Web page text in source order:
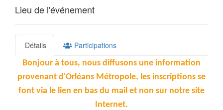
Lieu de l'événement
Détails Participations
Bonjour à tous, nous diffusons une information
provenant d'Orléans Métropole, les inscriptions se
font via le lien en bas du mail et non sur notre site
Internet.